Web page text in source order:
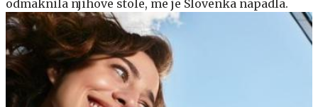
odmaknila njihove stole, me je Slovenka napadla.